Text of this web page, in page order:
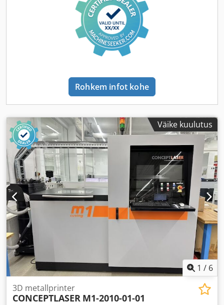
Rohkem infot kohe
Väike kuulutus
1 / 6
3D metallprinter
CONCEPTLASER M1-2010-01-01